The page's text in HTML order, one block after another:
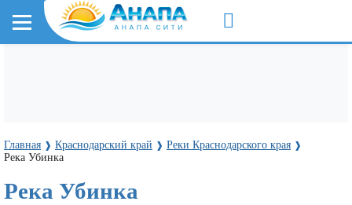
Главная ❱ Краснодарский край ❱ Реки Краснодарского края ❱
Река Убинка
Река Убинка